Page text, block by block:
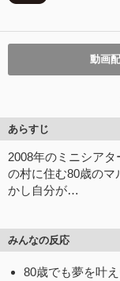
動画
あらすじ
2008年のミニシア
の村に住む80歳のマ
かし自分が…
みんなの反応
80歳でも夢を叶